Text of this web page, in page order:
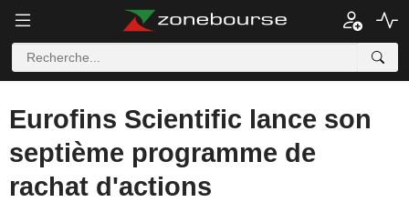
Eurofins Scientific lance son
septième programme de
rachat d'actions